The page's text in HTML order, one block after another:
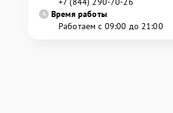
Время работы
Работаем с 09:00 до 21:00